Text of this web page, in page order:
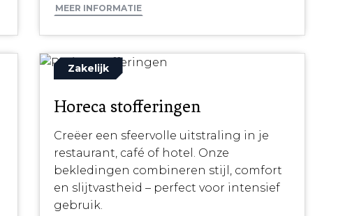
MEER INFORMATIE
Zakelijk
Horeca stofferingen
Creëer een sfeervolle uitstraling in je
restaurant, café of hotel. Onze
bekledingen combineren stijl, comfort
en slijtvastheid – perfect voor intensief
gebruik.